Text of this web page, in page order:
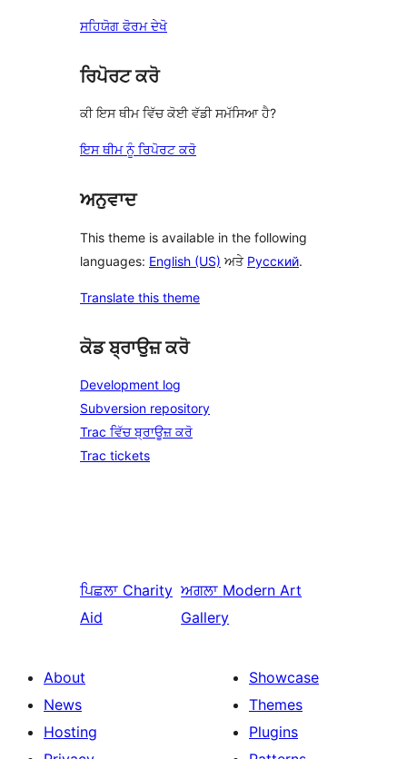
ਸਹਿਯੋਗ ਫੋਰਮ ਦੇਖੋ
ਰਿਪੋਰਟ ਕਰੋ
ਕੀ ਇਸ ਥੀਮ ਵਿੱਚ ਕੋਈ ਵੱਡੀ ਸਮੱਸਿਆ ਹੈ?
ਇਸ ਥੀਮ ਨੂੰ ਰਿਪੋਰਟ ਕਰੋ
ਅਨੁਵਾਦ
This theme is available in the following
languages: English (US) ਅਤੇ Русский.
Translate this theme
ਕੋਡ ਬ੍ਰਾਉਜ਼ ਕਰੋ
Development log
Subversion repository
Trac ਵਿੱਚ ਬ੍ਰਾਊਜ਼ ਕਰੋ
Trac tickets
ਪਿਛਲਾ Charity
Aid
ਅਗਲਾ Modern Art
Gallery
About
News
Hosting
Showcase
Themes
Plugins